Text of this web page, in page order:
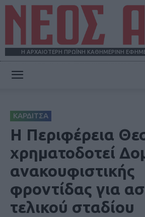
Η ΑΡΧΑΙΟΤΕΡΗ ΠΡΩΪΝΗ ΚΑΘΗΜΕΡΙΝΗ
ΚΑΡΔΙΤΣΑ
Η Περιφέρεια
χρηματοδοτεί
ανακουφιστικής
φροντίδας για
τελικού σταδίου